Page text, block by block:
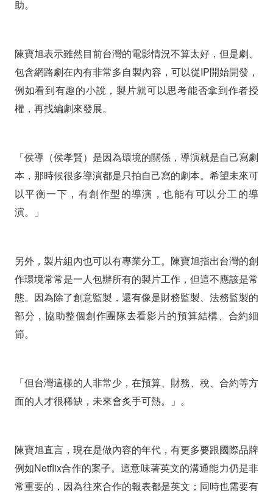
助。
陳寶旭表示雖然目前台灣的電影情況不算太好，但是劇、
包含網路劇在內有非常多自製內容，可以從IP開始開發，
例如看到有趣的小說，製片就可以思考能否拿到作者授
權，再找編劇來發展。
「侯導（侯孝賢）是因為環境的關係，導演就是自己寫劇
本，那時候很多導演都是只拍自己寫的劇本。希望未來可
以平衡一下，有創作型的導演，也能有可以分工的導
演。」
另外，製片組內也可以有專業分工。陳寶旭指出台灣的創
作環境常常是一人包辦所有的製片工作，但這不應該是常
態。因為除了創意監製，還有像是財務監製、法務監製的
部分，協助整個創作團隊去看影片的預算結構、合約細
節。
「但台灣這樣的人非常少，在預算、財務、稅、合約等方
面的人才很稀缺，未來會炙手可熱。」。
陳寶旭直言，現在是做內容的年代，有更多要跟國際品牌
例如Netflix合作的案子。這意味著英文的溝通能力仍是非
常重要的，因為往來合作的報表都是英文；同時也需要有